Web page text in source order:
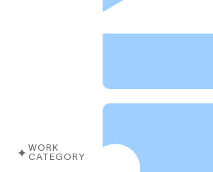
WORK
CATEGORY